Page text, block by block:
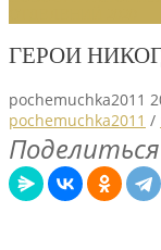
ГЕРОИ
pochemuchka2011
pochemuchka2011 /